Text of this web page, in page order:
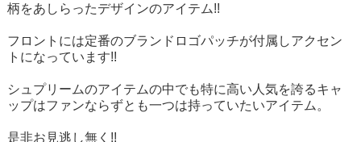
柄をあしらったデザインのアイテム!!
フロントには定番のブランドロゴパッチが付属しアクセン
トになっています!!
シュプリームのアイテムの中でも特に高い人気を誇るキャ
ップはファンならずとも一つは持っていたいアイテム。
是非お見逃し無く!!